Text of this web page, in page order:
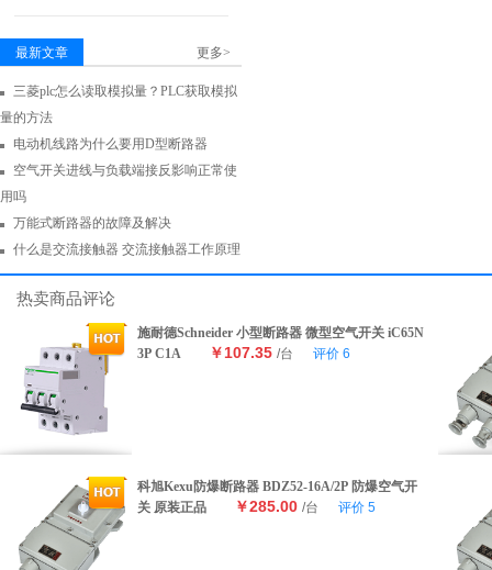
最新文章 更多>
三菱plc怎么读取模拟量？PLC获取模拟
量的方法
电动机线路为什么要用D型断路器
空气开关进线与负载端接反影响正常使
用吗
万能式断路器的故障及解决
什么是交流接触器 交流接触器工作原理
热卖商品评论
施耐德Schneider 小型断路器 微型空气开关 iC65N
3P C1A
￥107.35 /台 评价 6
科旭Kexu防爆断路器 BDZ52-16A/2P 防爆空气开
关 原装正品
￥285.00 /台 评价 5